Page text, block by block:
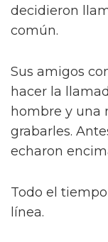
decidieron
común.
Sus amigos
hacer la
hombre y una
grabarles.
echaron
Todo el
línea.